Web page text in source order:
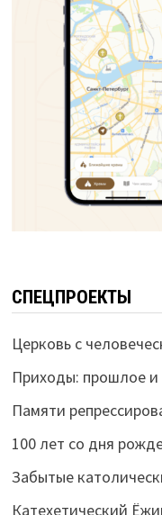
СПЕЦПРОЕКТЫ
Церковь с
Приходы: прошлое
Памяти
100 лет со дня
Забытые
Катехетический